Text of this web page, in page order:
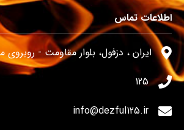
اطلاعات تماس
ایران ، دزفول، بلوار مقاومت - روبروی
125
info@dezful125.ir